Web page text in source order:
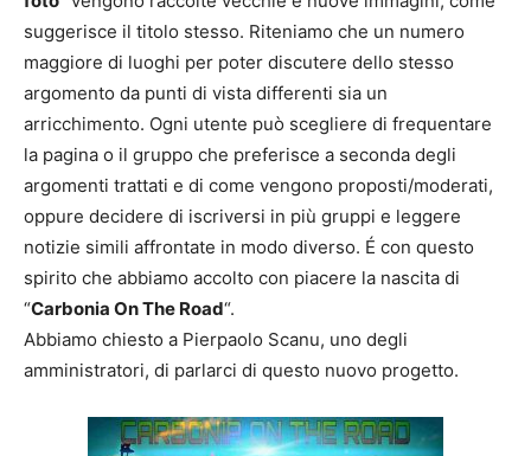
suggerisce il titolo stesso. Riteniamo che un numero
maggiore di luoghi per poter discutere dello stesso
argomento da punti di vista differenti sia un
arricchimento. Ogni utente può scegliere di frequentare
la pagina o il gruppo che preferisce a seconda degli
argomenti trattati e di come vengono proposti/moderati,
oppure decidere di iscriversi in più gruppi e leggere
notizie simili affrontate in modo diverso. É con questo
spirito che abbiamo accolto con piacere la nascita di
“Carbonia On The Road“.
Abbiamo chiesto a Pierpaolo Scanu, uno degli
amministratori, di parlarci di questo nuovo progetto.